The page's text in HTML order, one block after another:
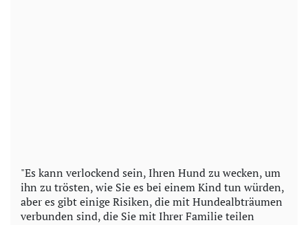
"Es kann verlockend sein, Ihren Hund zu wecken, um
ihn zu trösten, wie Sie es bei einem Kind tun würden,
aber es gibt einige Risiken, die mit Hundealbträumen
verbunden sind, die Sie mit Ihrer Familie teilen